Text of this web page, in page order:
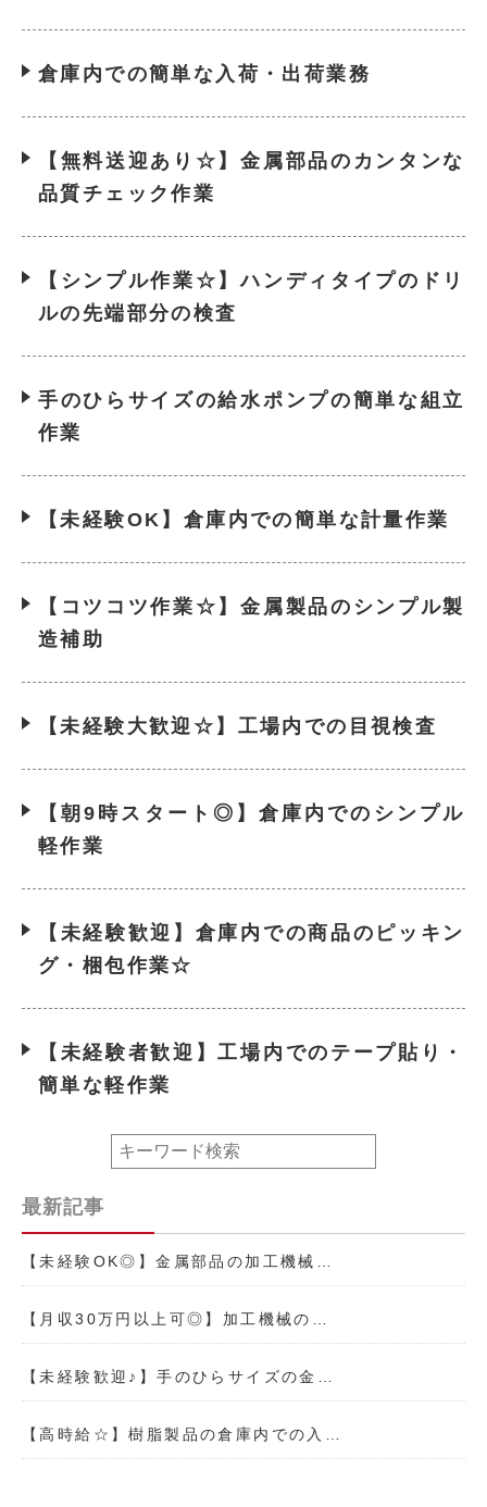
倉庫内での簡単な入荷・出荷業務
【無料送迎あり☆】金属部品のカンタンな
品質チェック作業
【シンプル作業☆】ハンディタイプのドリ
ルの先端部分の検査
手のひらサイズの給水ポンプの簡単な組立
作業
【未経験OK】倉庫内での簡単な計量作業
【コツコツ作業☆】金属製品のシンプル製
造補助
【未経験大歓迎☆】工場内での目視検査
【朝9時スタート◎】倉庫内でのシンプル
軽作業
【未経験歓迎】倉庫内での商品のピッキン
グ・梱包作業☆
【未経験者歓迎】工場内でのテープ貼り・
簡単な軽作業
最新記事
【未経験OK◎】金属部品の加工機械…
【月収30万円以上可◎】加工機械の…
【未経験歓迎♪】手のひらサイズの金…
【高時給☆】樹脂製品の倉庫内での入…